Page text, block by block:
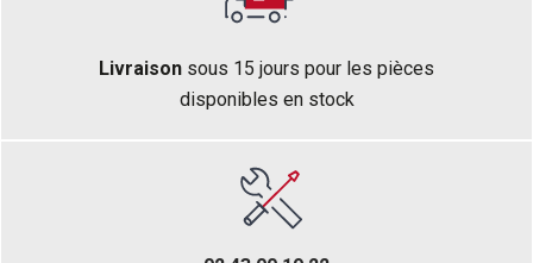
Livraison sous 15 jours pour les pièces
disponibles en stock